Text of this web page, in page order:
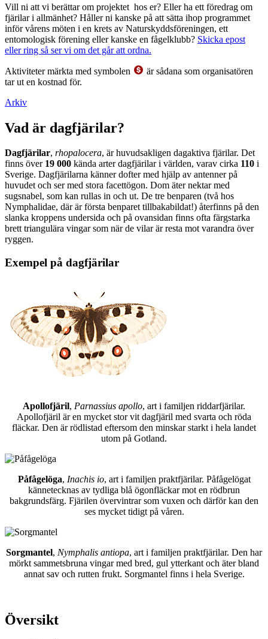
Vill ni att vi berättar om projektet hos er? Eller ha ett föredrag om
fjärilar i allmänhet? Håller ni kanske på att sätta ihop programmet
inför vårens möten i en krets av Naturskyddsföreningen, ett
entomologisk förening eller kanske en fågelklubb? Skicka epost
eller ring så ser vi om det går att ordna.
Aktiviteter märkta med symbolen
är sådana som organisatören
tar ut en kostnad för.
Arkiv
Vad är dagfjärilar?
Dagfjärilar, rhopalocera, är huvudsakligen dagaktiva fjärilar. Det
finns över 19 000 kända arter dagfjärilar i världen, varav cirka 110 i
Sverige. Dagfjärilarna känner dofter med hjälp av antenner på
huvudet och ser med stora facettögon. Dom äter nektar med
sugsnabel, som kan rullas in och ut. De tre benparen (två hos
Nymphalidae, där är första benparet tillbakabildat!) återfinns på den
slanka kroppens undersida och på ovansidan finns ofta färgstarka
brett triangulära vingar som när de vilar är resta mot varandra över
ryggen.
Exempel på dagfjärilar
Apollofjäril, Parnassius apollo, art i familjen riddarfjärilar.
Apollofjäril är en mycket stor vit dagfjäril med svarta och röda
fläckar. Den är rödlistad eftersom den minskar starkt i hela landet
utom på Gotland.
Påfågelöga, Inachis io, art i familjen praktfjärilar. Påfågelögat
kännetecknas av tydliga blå ögonfläckar mot en rödbrun
bakgrundsfärg. Fjärilen övervintrar som vuxen och därför kan den
ses mycket tidigt på våren.
Sorgmantel, Nymphalis antiopa, art i familjen praktfjärilar. Den har
mörkt sammetsbruna vingar med bred, gul ytterkant och äter bland
annat sav och rutten frukt. Sorgmantel finns i hela Sverige.
Översikt